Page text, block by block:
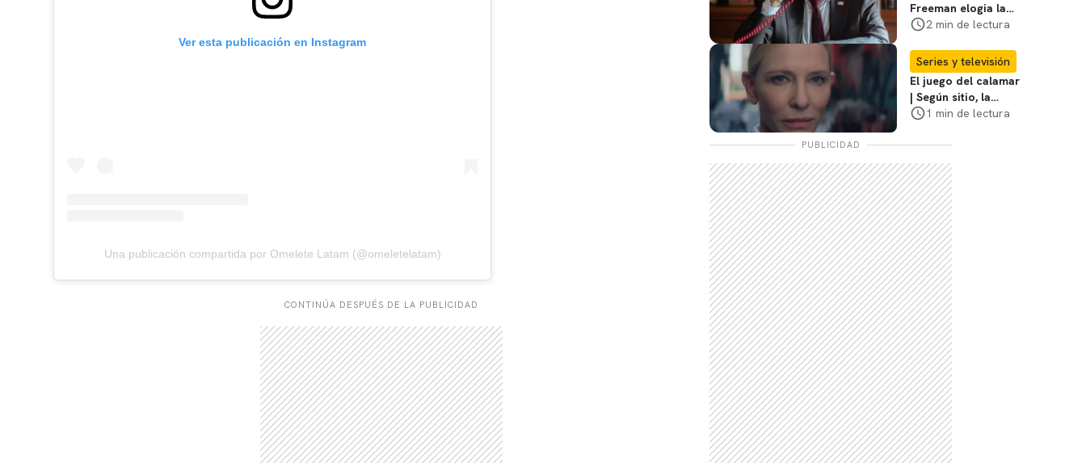
Ver esta publicación en Instagram
Una publicación compartida por Omelete Latam (@omeletelatam)
CONTINÚA DESPUÉS DE LA PUBLICIDAD
Freeman elogia la
escritura de Taylor
coraje"
2 min de lectura
Series y televisión
El juego del calamar
| Según sitio, la
versión de David
debería suceder
1 min de lectura
PUBLICIDAD